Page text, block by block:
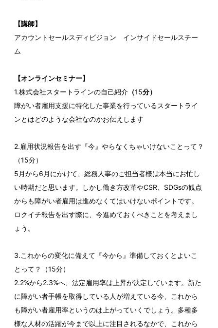
【講師】
アカウントセールスディビジョン インサイドセールスチー
ム
【オンラインセミナー】
1.株式会社スタートラインの自己紹介（15分）
障がい者雇用支援に特化した事業を行っているスタートライ
ンとはどのような会社なのかお伝えします
2.雇用状況報告を出す『今』やらなくちゃいけないことって？
（15分）
5月から6月にかけて、総務人事のご担当者様は本当にお忙し
い時期だと思います。しかし働き方改革やCSR、SDGsの観点
からも障がい者雇用は進めなくてはいけないポイントです。
ロクイチ報告を出す際に、今進めておくべきことを考えまし
ょう。
3.これからの変化に備えて『今から』準備しておくとよいこ
とって？（15分）
2.2%から2.3%へ、法定雇用率は上昇が決定しています。新た
に障がい者手帳を取得している人が増えている今、これから
も障がい者雇用率というのは上がっていくでしょう。多種多
様な人材の活躍が今まで以上に注目されるなかで、これから